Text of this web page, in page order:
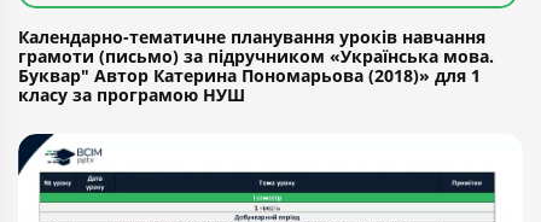
Календарно-тематичне планування уроків навчання
грамоти (письмо) за підручником «Українська мова.
Буквар" Автор Катерина Пономарьова (2018)» для 1
класу за програмою НУШ